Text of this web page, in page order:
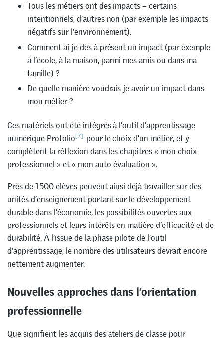
Tous les métiers ont des impacts – certains
intentionnels, d’autres non (par exemple les impacts
négatifs sur l’environnement).
Comment ai-je dès à présent un impact (par exemple
à l’école, à la maison, parmi mes amis ou dans ma
famille) ?
De quelle manière voudrais-je avoir un impact dans
mon métier ?
Ces matériels ont été intégrés à l’outil d’apprentissage
numérique Profolio[7] pour le choix d’un métier, et y
complètent la réflexion dans les chapitres « mon choix
professionnel » et « mon auto-évaluation ».
Près de 1500 élèves peuvent ainsi déjà travailler sur des
unités d’enseignement portant sur le développement
durable dans l’économie, les possibilités ouvertes aux
professionnels et leurs intérêts en matière d’efficacité et de
durabilité. À l’issue de la phase pilote de l’outil
d’apprentissage, le nombre des utilisateurs devrait encore
nettement augmenter.
Nouvelles approches dans l’orientation
professionnelle
Que signifient les acquis des ateliers de classe pour